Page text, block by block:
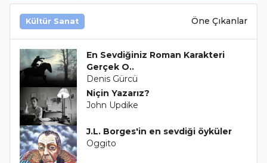
Kültür Sanat Öne Çıkanlar
En Sevdiğiniz Roman Karakteri
Gerçek O..
Denis Gürcü
Niçin Yazarız?
John Updike
J.L. Borges'in en sevdiği öyküler
Oggito